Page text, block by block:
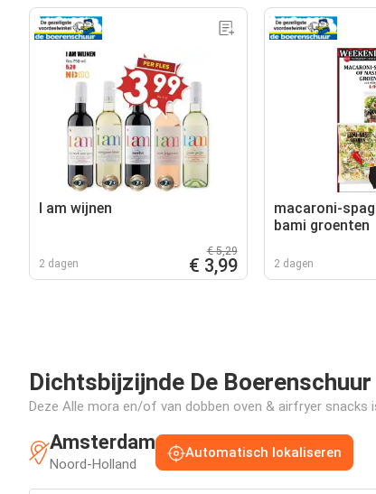
I am wijnen
2 dagen
€ 5,29
€ 3,99
macaroni-
bami groenten
2 dagen
Dichtsbijzijnde De
Deze Alle mora en/of van dobben oven & airfryer
Amsterdam
Noord-Holland
Automatisch lokaliseren